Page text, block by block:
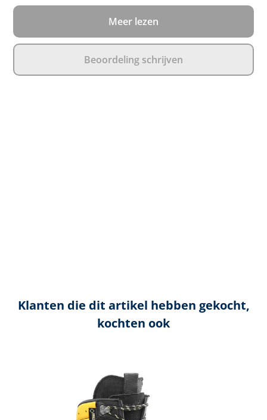
Meer lezen
Beoordeling schrijven
Klanten die dit artikel hebben gekocht,
kochten ook